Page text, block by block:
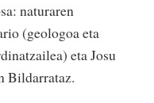
naturaren
(geologoa eta
eta Josu
Bildarrataz.